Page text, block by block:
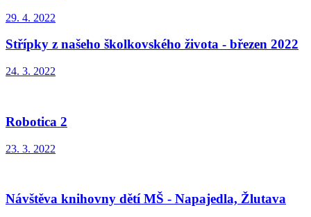
29. 4. 2022
Střípky z našeho školkovského života - březen 2022
24. 3. 2022
Robotica 2
23. 3. 2022
Návštěva knihovny dětí MŠ - Napajedla, Žlutava